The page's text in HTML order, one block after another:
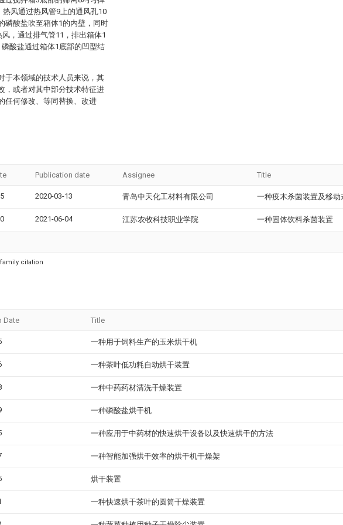
风通过热风管9上的通风孔10
磷酸盐吹至箱体1的内壁，同时
，通过排气管11，排出箱体1
酸盐通过箱体1底部的凹型结
于本领域的技术人员来说，其
，或者对其中部分技术特征进
任何修改、等同替换、改进
Publication date Assignee Title
2020-03-13 青岛中天化工材料有限公司 一种疫木杀菌装置及移动
2021-06-04 江苏农牧科技职业学院 一种固体饮料杀菌装置
citation
Date Title
一种用于饲料生产的玉米烘干机
一种茶叶低功耗自动烘干装置
一种中药药材清洗干燥装置
一种磷酸盐烘干机
一种应用于中药材的快速烘干设备以及快速烘干的方法
一种智能加强烘干效率的烘干机干燥架
烘干装置
一种快速烘干茶叶的圆筒干燥装置